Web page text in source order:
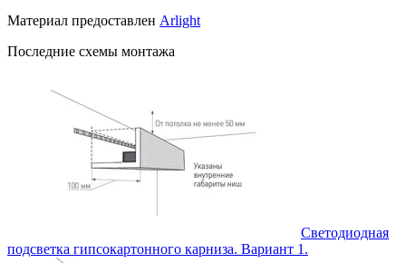
Материал предоставлен Arlight
Последние схемы монтажа
Светодиодная
подсветка гипсокартонного карниза. Вариант 1.